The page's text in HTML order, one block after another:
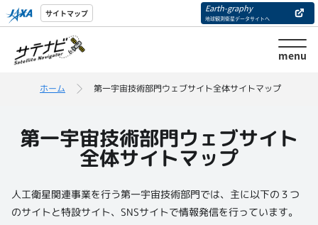
サイトマップ Earth-graphy
地球観測衛星データサイトへ
menu
ホーム 第一宇宙技術部門ウェブサイト全体サイトマップ
第一宇宙技術部門ウェブサイト
全体サイトマップ
人工衛星関連事業を行う第一宇宙技術部門では、主に以下の３つ
のサイトと特設サイト、SNSサイトで情報発信を行っています。